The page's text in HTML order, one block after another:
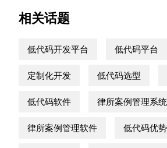
相关话题
低代码开发平台 低代码平台
定制化开发 低代码选型
低代码软件 律所案例管理系统
律所案例管理软件 低代码优势